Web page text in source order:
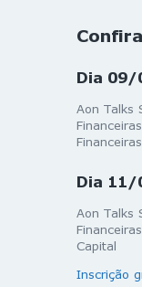
Dia 09/
Aon Talks
Financeiras
Dia 11/
Aon Talks
Capital
Inscrição